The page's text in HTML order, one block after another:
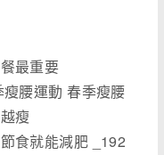
最重要
腰運動 春季瘦腰
瘦
食就能減肥 _192